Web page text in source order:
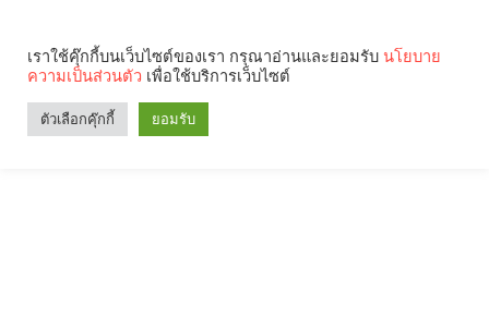
เราใช้คุ๊กกี้บนเว็บไซต์ของเรา กรุณาอ่านและยอมรับ นโยบาย
ความเป็นส่วนตัว เพื่อใช้บริการเว็บไซต์
ตัวเลือกคุ๊กกี้ ยอมรับ